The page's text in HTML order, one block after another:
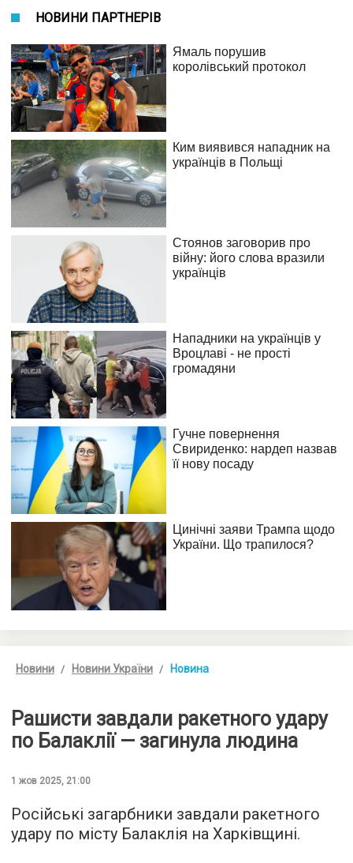
НОВИНИ ПАРТНЕРІВ
Новини Новини України Новина
Рашисти завдали ракетного удару
по Балаклії — загинула людина
1 жов 2025, 21:00
Російські загарбники завдали ракетного
удару по місту Балаклія на Харківщині.